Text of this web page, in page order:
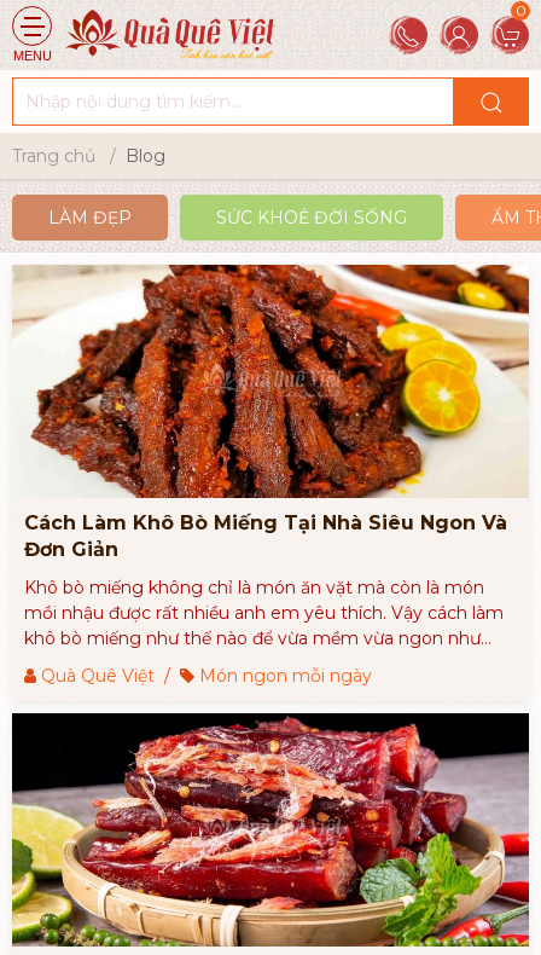
MENU
Trang chủ Blog
LÀM ĐẸP SỨC KHOẺ ĐỜI SỐNG ẨM
Cách Làm Khô Bò Miếng Tại Nhà Siêu Ngon Và
Đơn Giản
Khô bò miếng không chỉ là món ăn vặt mà còn là món
mồi nhậu được rất nhiều anh em yêu thích. Vậy cách làm
khô bò miếng như thế nào để vừa mềm vừa ngon như
ngoài tiệm. Chúng ta hãy cùng tìm hiểu trong bài viết dưới
đây nhé.
Quà Quê Việt / Món ngon mỗi ngày